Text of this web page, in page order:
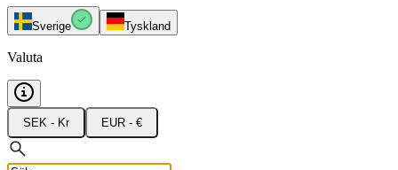
Sverige Tyskland
Valuta
SEK - Kr EUR - €